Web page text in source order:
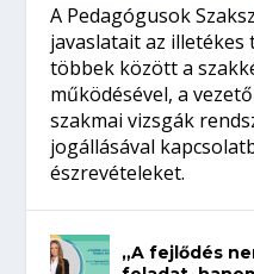
A Pedagógusok
javaslatait az illetékes
többek között a
működésével, a
szakmai vizsgák
jogállásával
észrevételeket.
„A fejlődés